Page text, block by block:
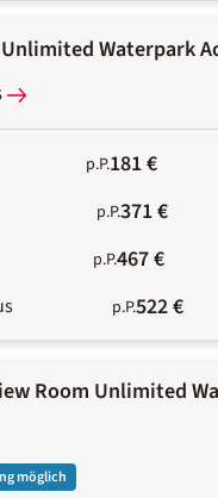
Waterpark
p.P.181 €
p.P.371 €
p.P.467 €
p.P.522 €
Room Unlimited
möglich